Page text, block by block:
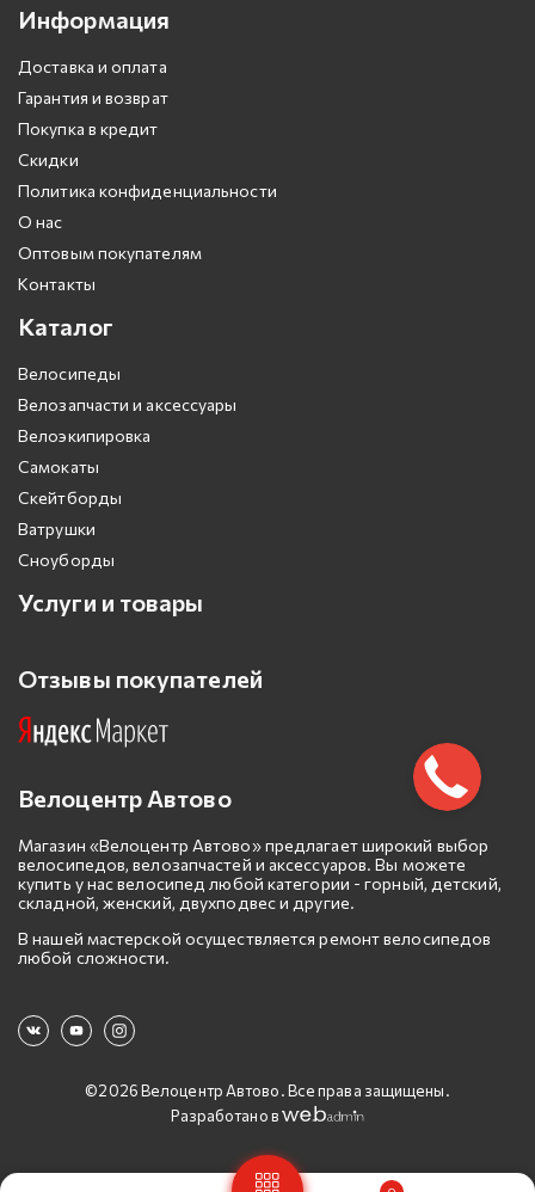
Информация
Доставка и оплата
Гарантия и возврат
Покупка в кредит
Скидки
Политика конфиденциальности
О нас
Оптовым покупателям
Контакты
Каталог
Велосипеды
Велозапчасти и аксессуары
Велоэкипировка
Самокаты
Скейтборды
Ватрушки
Сноуборды
Услуги и товары
Отзывы покупателей
Велоцентр Автово
Магазин «Велоцентр Автово» предлагает широкий выбор
велосипедов, велозапчастей и аксессуаров. Вы можете
купить у нас велосипед любой категории - горный, детский,
складной, женский, двухподвес и другие.
В нашей мастерской осуществляется ремонт велосипедов
любой сложности.
©2026 Велоцентр Автово. Все права защищены.
Разработано в